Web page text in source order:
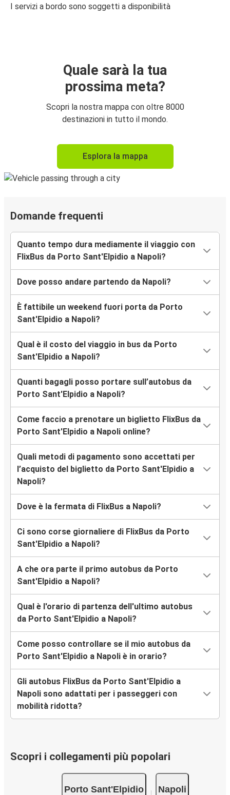
I servizi a bordo sono soggetti a disponibilità
Quale sarà la tua
prossima meta?
Scopri la nostra mappa con oltre 8000
destinazioni in tutto il mondo.
Esplora la mappa
Domande frequenti
Quanto tempo dura mediamente il viaggio con
FlixBus da Porto Sant'Elpidio a Napoli?
Dove posso andare partendo da Napoli?
È fattibile un weekend fuori porta da Porto
Sant'Elpidio a Napoli?
Qual è il costo del viaggio in bus da Porto
Sant'Elpidio a Napoli?
Quanti bagagli posso portare sull’autobus da
Porto Sant'Elpidio a Napoli?
Come faccio a prenotare un biglietto FlixBus da
Porto Sant'Elpidio a Napoli online?
Quali metodi di pagamento sono accettati per
l’acquisto del biglietto da Porto Sant'Elpidio a
Napoli?
Dove è la fermata di FlixBus a Napoli?
Ci sono corse giornaliere di FlixBus da Porto
Sant'Elpidio a Napoli?
A che ora parte il primo autobus da Porto
Sant'Elpidio a Napoli?
Qual è l'orario di partenza dell'ultimo autobus
da Porto Sant'Elpidio a Napoli?
Come posso controllare se il mio autobus da
Porto Sant'Elpidio a Napoli è in orario?
Gli autobus FlixBus da Porto Sant'Elpidio a
Napoli sono adattati per i passeggeri con
mobilità ridotta?
Scopri i collegamenti più popolari
Porto Sant'Elpidio Napoli